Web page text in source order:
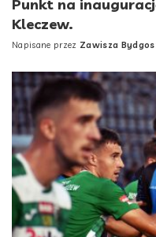
Punkt na
Kleczew.
Posted
Napisane przez Zawisza